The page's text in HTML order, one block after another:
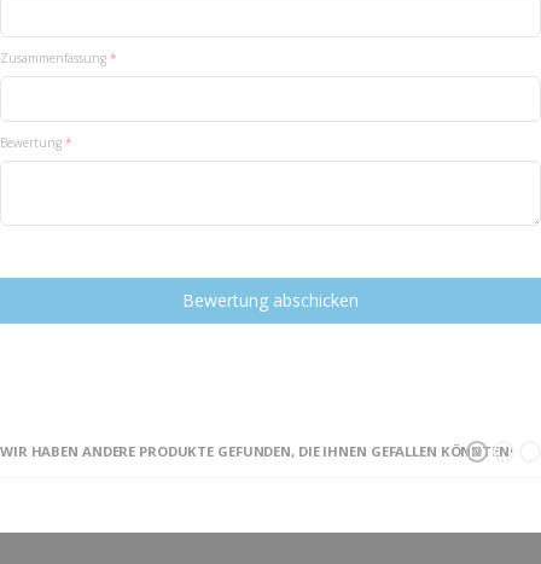
Zusammenfassung
Bewertung
Bewertung abschicken
WIR HABEN ANDERE PRODUKTE GEFUNDEN, DIE IHNEN GEFALLEN KÖNNTEN!